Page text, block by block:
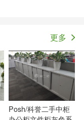
更多
Posh/科誉二手中柜